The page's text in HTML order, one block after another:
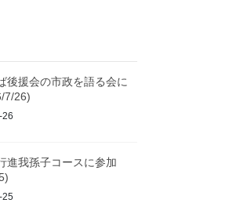
後援会の市政を語る会に
7/26)
26
進我孫子コースに参加
25